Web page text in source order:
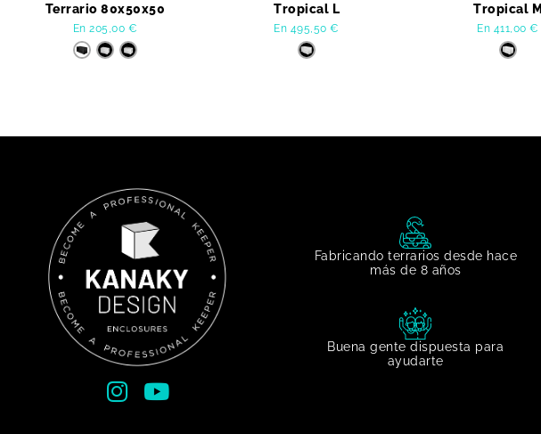
Terrario 80x50x50
En205,00 €
Tropical L
En 495,50€
Tropical M
En 411,00€
Fabricando terrarios desde hace
más de 8 años
Buena gente dispuesta para
ayudarte​